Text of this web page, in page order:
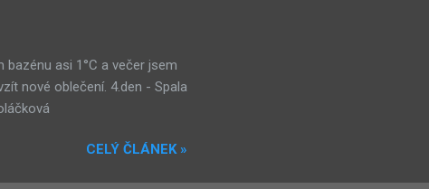
probíhalo celkové vyhlášení
umístili Nenažranci, na
asi 1°C a večer jsem
nové oblečení. 4.den - Spala
CELÝ ČLÁNEK »